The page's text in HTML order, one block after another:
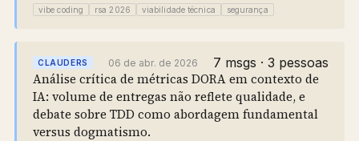
vibe coding rsa 2026 viabilidade técnica segurança
CLAUDERS 06 de abr. de 2026 7 msgs · 3 pessoas
Análise crítica de métricas DORA em contexto de
IA: volume de entregas não reflete qualidade, e
debate sobre TDD como abordagem fundamental
versus dogmatismo.